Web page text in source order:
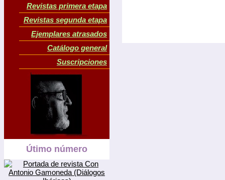
Revistas primera etapa
Revistas segunda etapa
Ejemplares atrasados
Catálogo general
Suscripciones
Útimo número